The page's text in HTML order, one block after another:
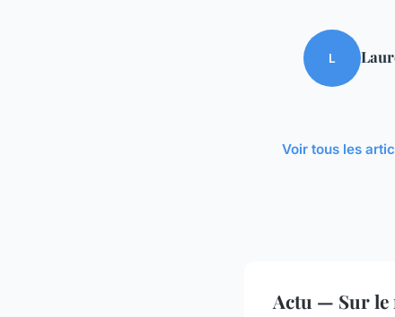
L
Voir tous les
Actu — Sur le